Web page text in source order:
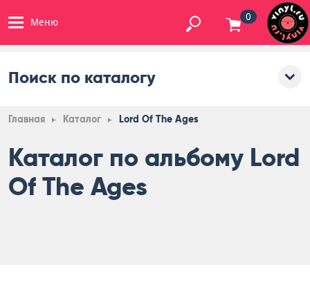
Меню 0
Поиск по каталогу
Главная Каталог Lord Of The Ages
Каталог по альбому Lord
Of The Ages